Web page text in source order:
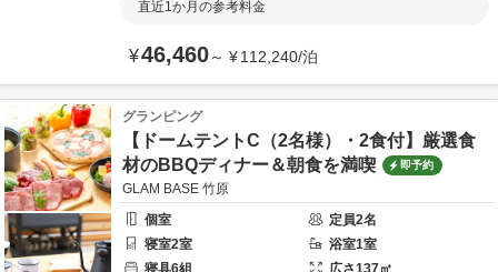
直近1か月の参考料金
¥46,460～ ¥112,240/泊
グランピング
【ドームテントC（2名様）・2食付】厳選食
材のBBQディナー＆朝食を満喫
即予約
GLAM BASE 竹原
個室
定員2名
寝室2室 浴室1室
寝具6組 広さ137㎡